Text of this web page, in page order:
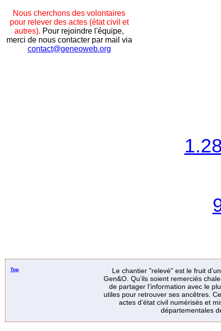
Nous cherchons des volontaires
pour relever des actes (état civil et
autres). Pour rejoindre l'équipe,
merci de nous contacter par mail via
contact@geneoweb.org
Top
Le chantier "relevé" est le fruit
Gen&O. Qu’ils soient remerciés
de partager l’information avec le
utiles pour retrouver ses ancêtres.
actes d’état civil numérisés et
départementales